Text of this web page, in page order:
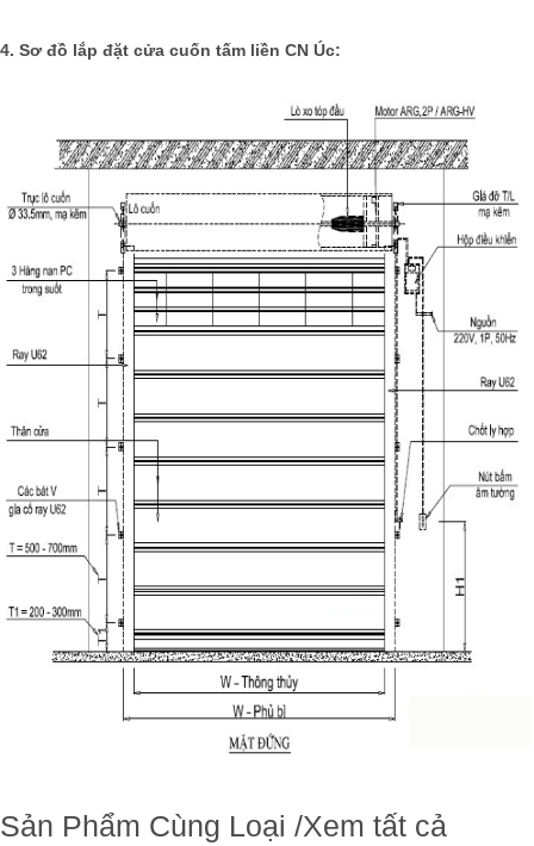
4. Sơ đồ lắp đặt cửa cuốn tấm liền CN Úc:
Sản Phẩm Cùng Loại /Xem tất cả